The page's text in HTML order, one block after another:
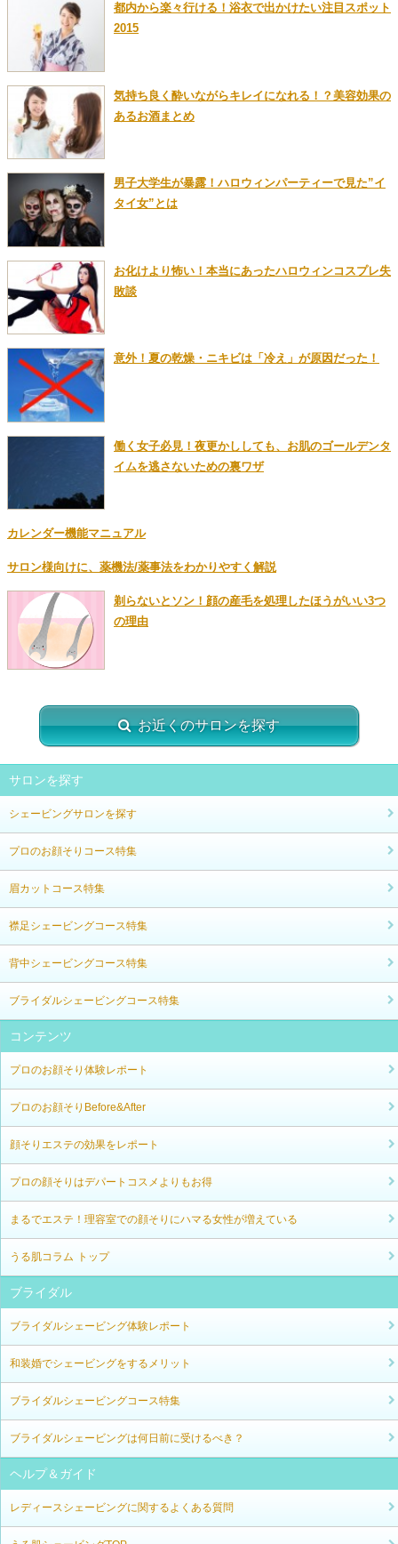
都内から楽々行ける！浴衣で出かけたい注目スポット
2015
気持ち良く酔いながらキレイになれる！？美容効果の
あるお酒まとめ
男子大学生が暴露！ハロウィンパーティーで見た”イ
タイ女”とは
お化けより怖い！本当にあったハロウィンコスプレ失
敗談
意外！夏の乾燥・ニキビは「冷え」が原因だった！
働く女子必見！夜更かししても、お肌のゴールデンタ
イムを逃さないための裏ワザ
カレンダー機能マニュアル
サロン様向けに、薬機法/薬事法をわかりやすく解説
剃らないとソン！顔の産毛を処理したほうがいい3つ
の理由
お近くのサロンを探す
サロンを探す
シェービングサロンを探す
プロのお顔そりコース特集
眉カットコース特集
襟足シェービングコース特集
背中シェービングコース特集
ブライダルシェービングコース特集
コンテンツ
プロのお顔そり体験レポート
プロのお顔そりBefore&After
顔そりエステの効果をレポート
プロの顔そりはデパートコスメよりもお得
まるでエステ！理容室での顔そりにハマる女性が増えている
うる肌コラム トップ
ブライダル
ブライダルシェービング体験レポート
和装婚でシェービングをするメリット
ブライダルシェービングコース特集
ブライダルシェービングは何日前に受けるべき？
ヘルプ＆ガイド
レディースシェービングに関するよくある質問